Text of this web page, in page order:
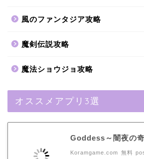
風のファンタジア攻略
魔剣伝説攻略
魔法ショウジョ攻略
オススメアプリ3選
Goddess～闇夜の
Koramgame.com 無料